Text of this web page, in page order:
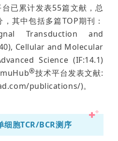
已累计发表55篇文献，总
其中包括多篇TOP期刊：
Transduction and
Cellular and Molecular
Science (IF:14.1)
®技术平台发表文献:
publications/)。
细胞TCR/BCR测序